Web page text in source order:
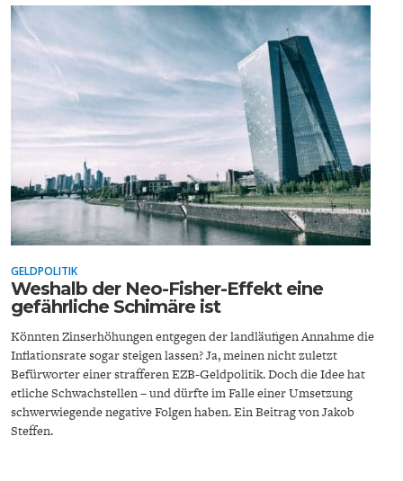
FACHKRÄFTEMANGEL
DAS DEUTSCHE
FINANZMÄRKTE
GELDPOLITIK
GELDPOLITIK
Weshalb der Neo-Fisher-Effekt eine
gefährliche Schimäre ist
Könnten Zinserhöhungen entgegen der landläufigen Annahme die
Inflationsrate sogar steigen lassen? Ja, meinen nicht zuletzt
Befürworter einer strafferen EZB-Geldpolitik. Doch die Idee hat
etliche Schwachstellen – und dürfte im Falle einer Umsetzung
schwerwiegende negative Folgen haben. Ein Beitrag von Jakob
Steffen.